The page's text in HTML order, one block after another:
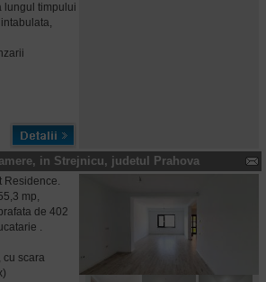
lungul timpului
in Strejnicu, judetul Prahova
Residence.
mp,
de 402
.
cu scara